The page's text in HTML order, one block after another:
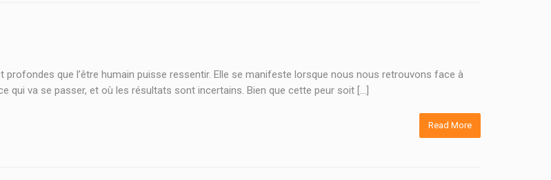
profondes que l’être humain puisse ressentir. Elle se manifeste lorsque nous nous retrouvons face à
qui va se passer, et où les résultats sont incertains. Bien que cette peur soit […]
Read More